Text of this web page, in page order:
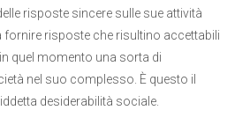
risposte sincere sulle sue attività
fornire risposte che risultino accettabili
quel momento una sorta di
nel suo complesso. È questo il
desiderabilità sociale.